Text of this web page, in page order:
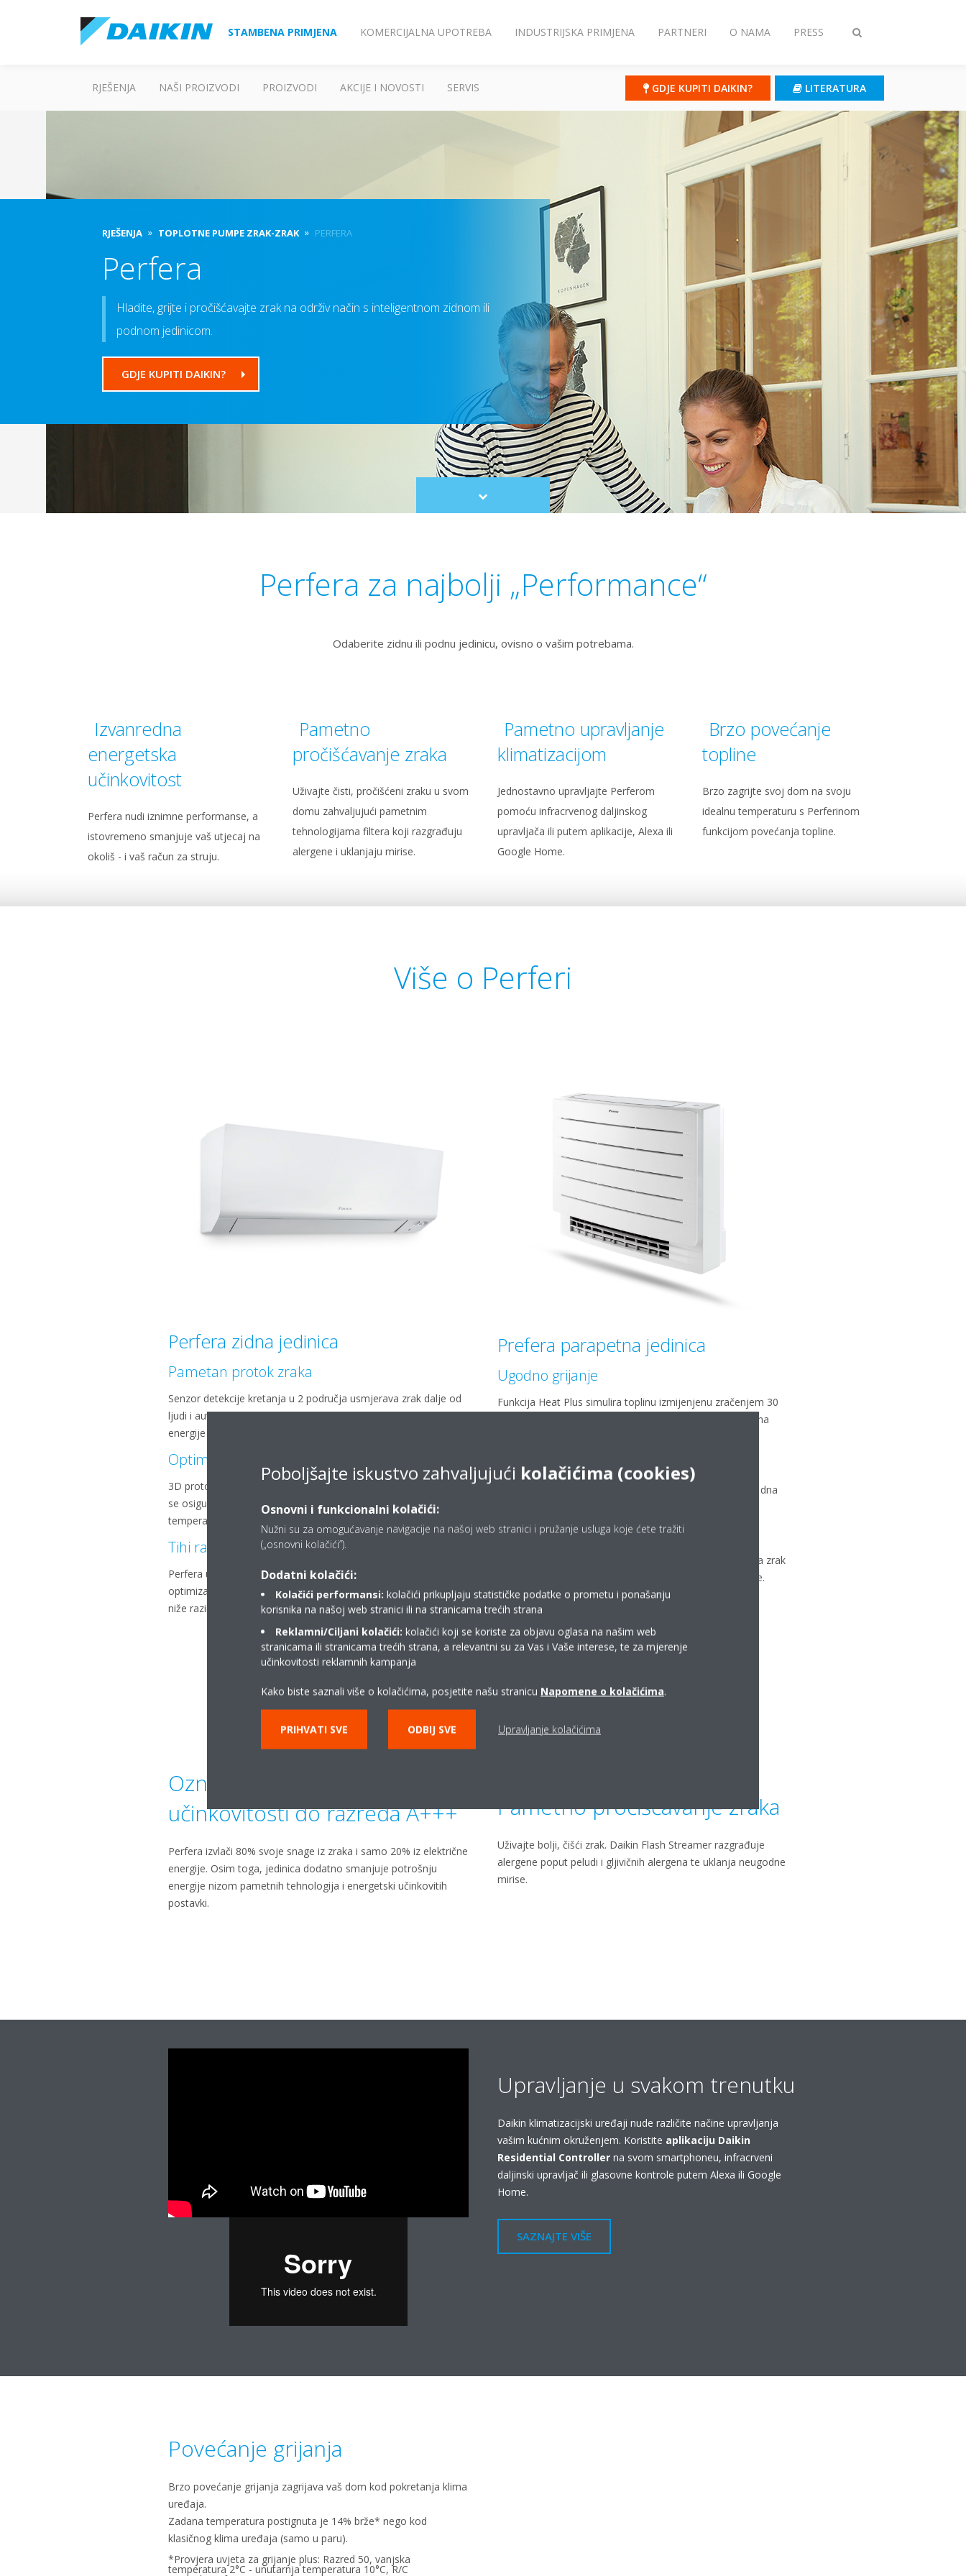
Toggle
STAMBENA PRIMJENA KOMERCIJALNA UPOTREBA INDUSTRIJSKA PRIMJENA PARTNERI O NAMA PRESS
RJEŠENJA NAŠI PROIZVODI PROIZVODI AKCIJE I NOVOSTI SERVIS GDJE KUPITI DAIKIN? LITERATURA
RJEŠENJA TOPLOTNE PUMPE ZRAK-ZRAK PERFERA
Perfera
Hladite, grijte i pročišćavajte zrak na održiv način s inteligentnom zidnom ili
podnom jedinicom.
GDJE KUPITI DAIKIN?
Scroll
to
Perfera za najbolji „Performance“
Odaberite zidnu ili podnu jedinicu, ovisno o vašim potrebama.
Izvanredna
energetska
učinkovitost
Perfera nudi iznimne performanse, a
istovremeno smanjuje vaš utjecaj na
okoliš - i vaš račun za struju.
Pametno
pročišćavanje zraka
Uživajte čisti, pročišćeni zraku u svom
domu zahvaljujući pametnim
tehnologijama filtera koji razgrađuju
alergene i uklanjaju mirise.
Pametno upravljanje
klimatizacijom
Jednostavno upravljajte Perferom
pomoću infracrvenog daljinskog
upravljača ili putem aplikacije, Alexa ili
Google Home.
Brzo povećanje
topline
Brzo zagrijte svoj dom na svoju
idealnu temperaturu s Perferinom
funkcijom povećanja topline.
Više o Perferi
Perfera zidna jedinica
Pametan protok zraka
Senzor detekcije kretanja u 2 područja usmjerava zrak dalje od
ljudi i automatski prebacuje sustav u način rada za uštedu
energije kada otkrije praznu prostoriju.
Optimalna udobnost
3D protok zraka optimizira protok zraka u vašem domu kako bi
se osiguralo da čak i kutovi velikih prostora imaju odgovarajuću
temperaturu.
Tihi rad
Perfera upotrebljava posebno dizajnirani ventilator za
optimizaciju protoka zraka i veću energetsku učinkovitost uz
niže razine zvuka.
Prefera parapetna jedinica
Ugodno grijanje
Funkcija Heat Plus simulira toplinu izmijenjenu zračenjem 30
minuta, za ugodan učinak. Nakon toga, sustav se vraća na
Optimizirana konvekcija
Perferina funkcija podnog grijanja distribuira vrući zrak s dna
Ravnomjerna distribucija zraka
Dvostruki protok zraka Perfera podne jedinice usmjerava zrak
prema gore i prema dolje, za udobno i dosljedno grijanje.
Oznaka energetske
učinkovitosti do razreda A+++
Perfera izvlači 80% svoje snage iz zraka i samo 20% iz električne
energije. Osim toga, jedinica dodatno smanjuje potrošnju
energije nizom pametnih tehnologija i energetski učinkovitih
postavki.
Pametno pročišćavanje zraka
Uživajte bolji, čišći zrak. Daikin Flash Streamer razgrađuje
alergene poput peludi i gljivičnih alergena te uklanja neugodne
mirise.
Upravljanje u svakom trenutku
Daikin klimatizacijski uređaji nude različite načine upravljanja
vašim kućnim okruženjem. Koristite aplikaciju Daikin
Residential Controller na svom smartphoneu, infracrveni
daljinski upravljač ili glasovne kontrole putem Alexa ili Google
Home.
SAZNAJTE VIŠE
Povećanje grijanja
Brzo povećanje grijanja zagrijava vaš dom kod pokretanja klima
uređaja.
Zadana temperatura postignuta je 14% brže* nego kod
klasičnog klima uređaja (samo u paru).
*Provjera uvjeta za grijanje plus: Razred 50, vanjska
temperatura 2°C - unutarnja temperatura 10°C, R/C
Poboljšajte iskustvo zahvaljujući kolačićima (cookies)
Osnovni i funkcionalni kolačići:
Nužni su za omogućavanje navigacije na našoj web stranici i pružanje usluga koje ćete tražiti
(„osnovni kolačići”).
Dodatni kolačići:
Kolačići performansi: kolačići prikupljaju statističke podatke o prometu i ponašanju
korisnika na našoj web stranici ili na stranicama trećih strana
Reklamni/Ciljani kolačići: kolačići koji se koriste za objavu oglasa na našim web
stranicama ili stranicama trećih strana, a relevantni su za Vas i Vaše interese, te za mjerenje
učinkovitosti reklamnih kampanja
Kako biste saznali više o kolačićima, posjetite našu stranicu Napomene o kolačićima.
PRIHVATI SVE ODBIJ SVE Upravljanje kolačićima